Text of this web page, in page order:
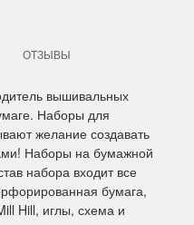
На сайте пополнение
Dimensions
Спешите купить...
ПОДРОБНЕЕ
ОТЗЫВЫ
вышивальных
Наборы для
желание создавать
Наборы на бумажной
набора входит все
бумага,
Hill, иглы, схема и